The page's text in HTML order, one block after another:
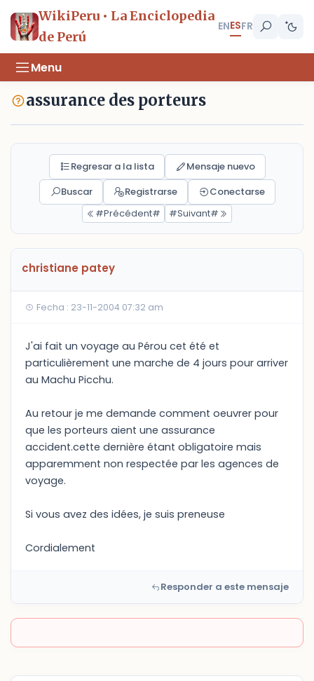
WikiPeru • La Enciclopedia
de Perú
ENESFR
Menu
assurance des porteurs
Regresar a la lista
Mensaje nuevo
Buscar
Registrarse
Conectarse
#Précédent#
#Suivant#
christiane patey
Fecha : 23-11-2004 07:32 am
J'ai fait un voyage au Pérou cet été et
particulièrement une marche de 4 jours pour arriver
au Machu Picchu.
Au retour je me demande comment oeuvrer pour
que les porteurs aient une assurance
accident.cette dernière étant obligatoire mais
apparemment non respectée par les agences de
voyage.
Si vous avez des idées, je suis preneuse
Cordialement
Responder a este mensaje